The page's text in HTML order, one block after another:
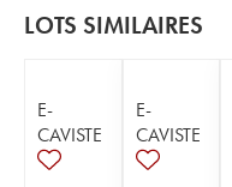
LOTS SIMILAIRES
E-
CAVISTE
E-
CAVISTE